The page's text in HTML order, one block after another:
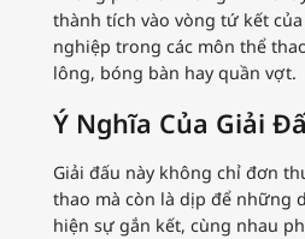
thành tích vào vòng tứ kết
nghiệp trong các môn thể
lông, bóng bàn hay quần vợt.
Ý Nghĩa Của Giải
Giải đấu này không chỉ đơn
thao mà còn là dịp để những
hiện sự gắn kết, cùng nhau